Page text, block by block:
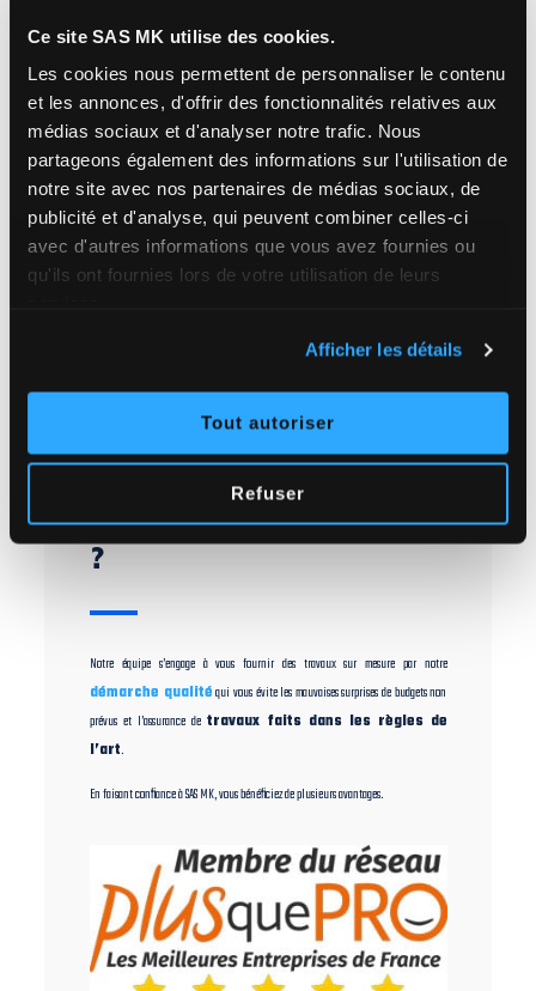
Ce site SAS MK utilise des cookies.
Les cookies nous permettent de personnaliser le contenu
et les annonces, d'offrir des fonctionnalités relatives aux
médias sociaux et d'analyser notre trafic. Nous
partageons également des informations sur l'utilisation de
notre site avec nos partenaires de médias sociaux, de
publicité et d'analyse, qui peuvent combiner celles-ci
avec d'autres informations que vous avez fournies ou
qu'ils ont fournies lors de votre utilisation de leurs
Afficher les détails
Tout autoriser
Refuser
7 000
MÈTRES LINÉAIRES DE GOUTTIÈRES POSÉES /
8 000
Pourquoichoisir SAS MK
?
Notre équipe s’engage à vous fournir des travaux sur mesure par notre
démarche qualitéqui vous évite les mauvaises surprises de budgets non
prévus et l’assurance detravaux faits dans les règles de
l’art.
En faisant confiance à SAS MK, vous bénéficiez de plusieurs avantages.